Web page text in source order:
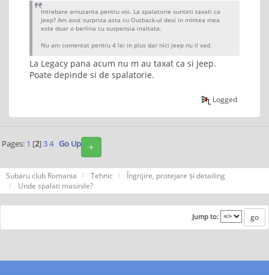
Intrebare amuzanta pentru voi. La spalatorie sunteti taxati ca
Jeep? Am avut surpriza asta cu Outback-ul desi in mintea mea
este doar o berlina cu suspensia inaltata.
Nu am comentat pentru 4 lei in plus dar nici Jeep nu il vad.
La Legacy pana acum nu m au taxat ca si Jeep.
Poate depinde si de spalatorie.
Logged
+
Pages: 1 [2]3 4 Go Up
Subaru club Romania Tehnic
Îngrijire, protejare și detailing
Unde spalati masinile?
Jump to: